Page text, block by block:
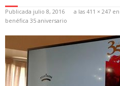
Publicada julio 8, 2016 a las 411 × 247 en
benéfica 35 aniversario